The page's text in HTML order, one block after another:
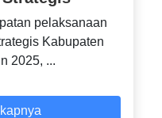
pelaksanaan
Kabupaten
2025, ...